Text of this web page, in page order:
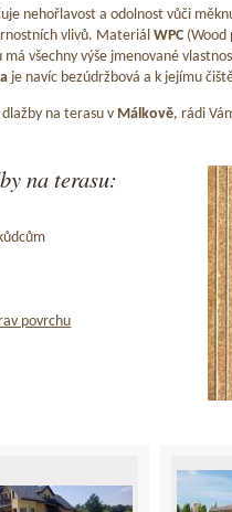
nehořlavost a odolnost vůči
vlivů. Materiál WPC (Wood
má všechny výše jmenované
je navíc bezúdržbová a k jejímu
na terasu v Málkově, rádi
na terasu:
povrchu